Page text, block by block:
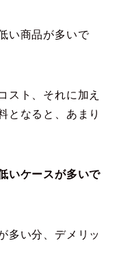
い商品が多いで
スト、それに加え
となると、あまり
いケースが多いで
多い分、デメリッ